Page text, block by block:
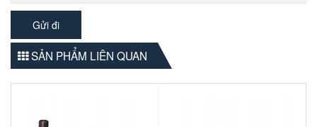
SẢN PHẨM LIÊN QUAN